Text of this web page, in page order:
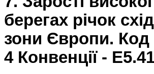
берегах річок
зони Європи. Код
4 Конвенції - E